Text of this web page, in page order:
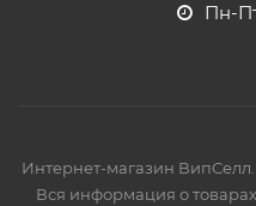
Пн-
Интернет-магазин
Вся информация о